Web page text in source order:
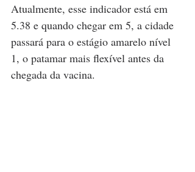
Atualmente, esse indicador está em
5.38 e quando chegar em 5, a cidade
passará para o estágio amarelo nível
1, o patamar mais flexível antes da
chegada da vacina.